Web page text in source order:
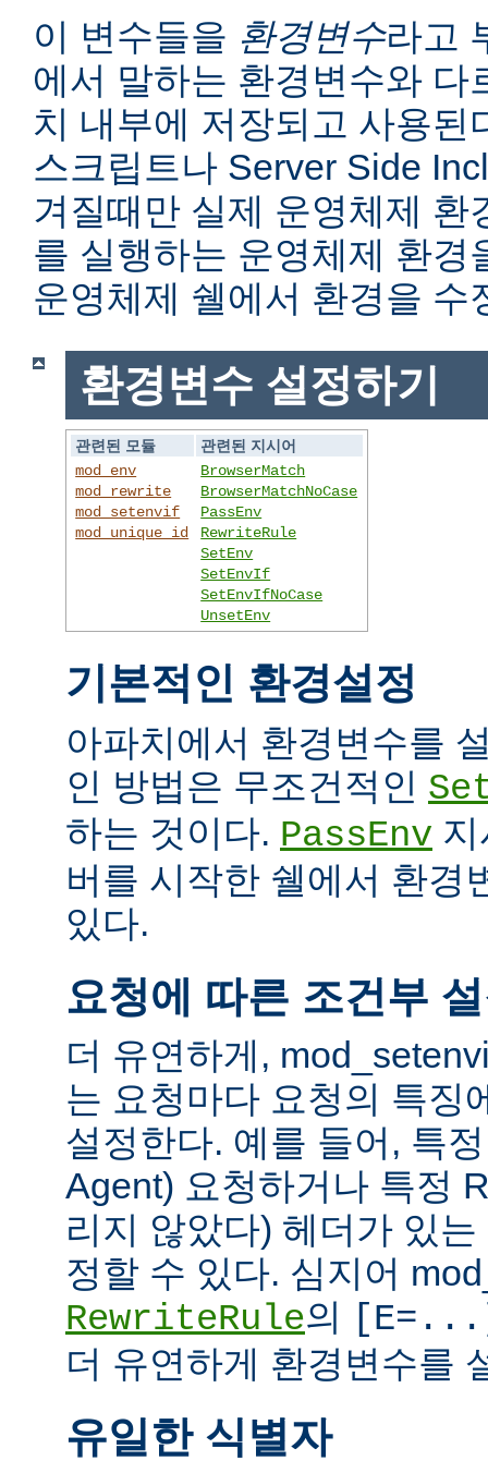
이 변수들을 환경변수라고
에서 말하는 환경변수와 다
치 내부에 저장되고 사용된
스크립트나 Server Side
겨질때만 실제 운영체제 환
를 실행하는 운영체제 환경
운영체제 쉘에서 환경을 수
환경변수 설정하기
관련된 모듈
관련된 지시어
mod_env
mod_rewrite
mod_setenvif
mod_unique_id
BrowserMatch
BrowserMatchNoCase
PassEnv
RewriteRule
SetEnv
SetEnvIf
SetEnvIfNoCase
UnsetEnv
기본적인 환경설정
아파치에서 환경변수를
인 방법은 무조건적인
하는 것이다. PassEnv
버를 시작한 쉘에서 환경
있다.
요청에 따른 조건부
더 유연하게,
는 요청마다 요청의 특징
설정한다. 예를 들어, 특
Agent) 요청하거나 특정
리지 않았다) 헤더가 있
정할 수 있다. 심지어
RewriteRule의
더 유연하게 환경변수를
유일한 식별자